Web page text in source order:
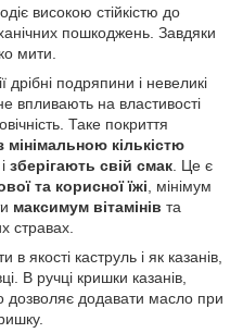
високою стійкістю до
пошкоджень. Завдяки
мити.
дрібні подряпини і невеликі
впливають на властивості
Таке покриття
мінімальною кількістю
зберігають свій смак . Це є
та корисної їжі , мінімум
максимум вітамінів та
стравах.
якості каструль і як казанів,
В ручці кришки казанів,
дозволяє додавати масло при